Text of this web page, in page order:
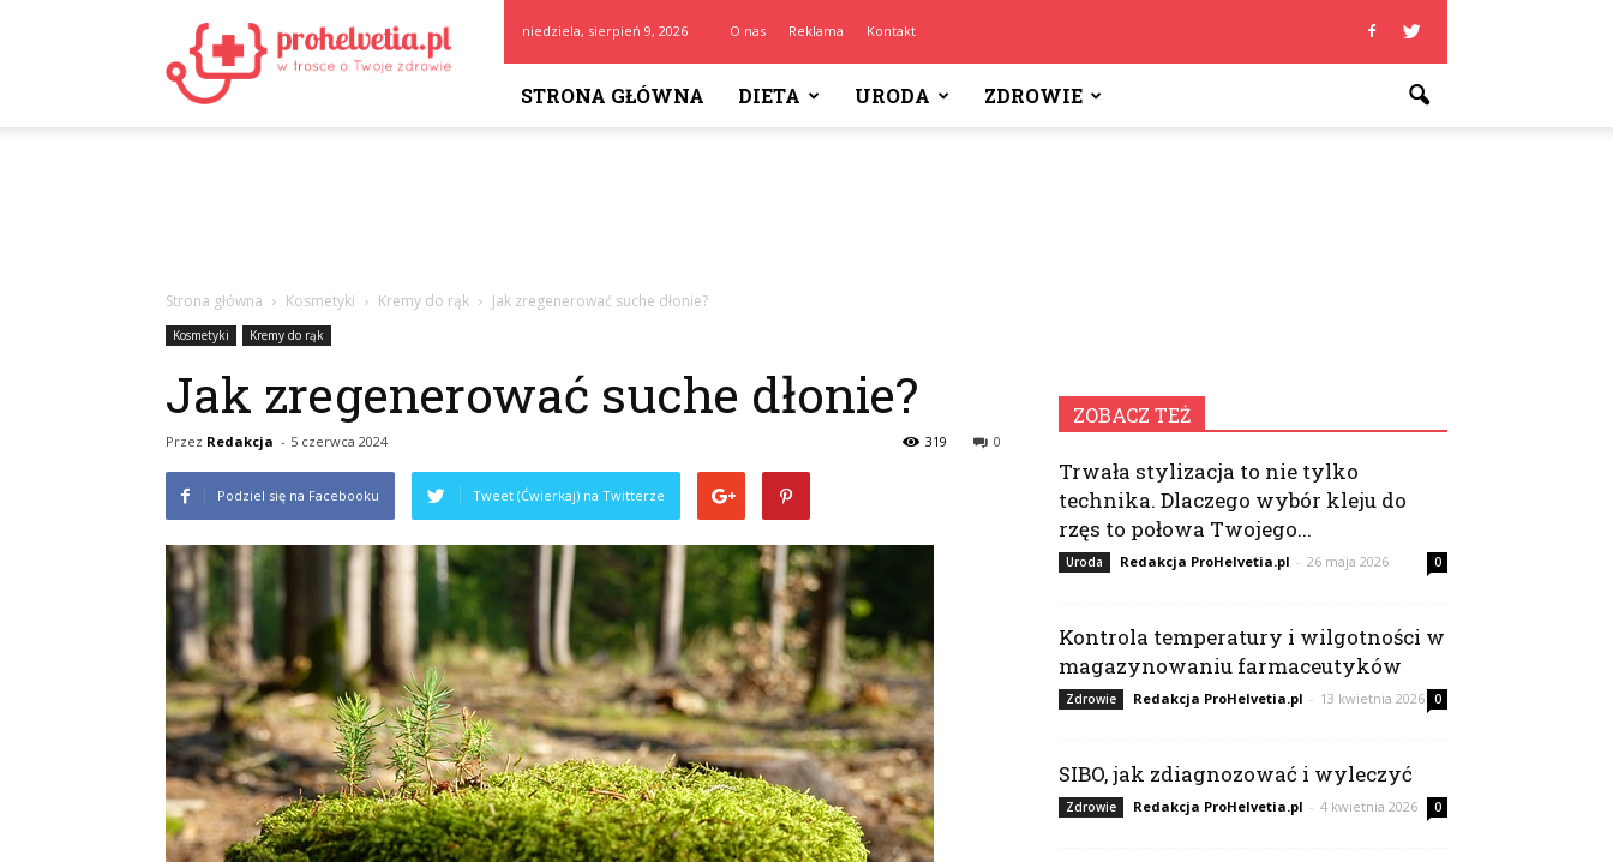
niedziela, sierpień 9, 2026 O nas Reklama Kontakt
STRONA GŁÓWNA DIETA URODA ZDROWIE
Strona główna Kosmetyki Kremy do rąk Jak zregenerować suche dłonie?
Kosmetyki Kremy do rąk
Jak zregenerować suche dłonie?
Przez Redakcja - 5 czerwca 2024 0
319
Podziel się na Facebooku Tweet (Ćwierkaj) na Twitterze
ZOBACZ TEŻ
Trwała stylizacja to nie tylko
technika. Dlaczego wybór kleju do
rzęs to połowa Twojego...
Uroda Redakcja ProHelvetia.pl - 26 maja 2026 0
Kontrola temperatury i wilgotności w
magazynowaniu farmaceutyków
Zdrowie Redakcja ProHelvetia.pl - 13 kwietnia 2026 0
SIBO, jak zdiagnozować i wyleczyć
Zdrowie Redakcja ProHelvetia.pl - 4 kwietnia 2026 0